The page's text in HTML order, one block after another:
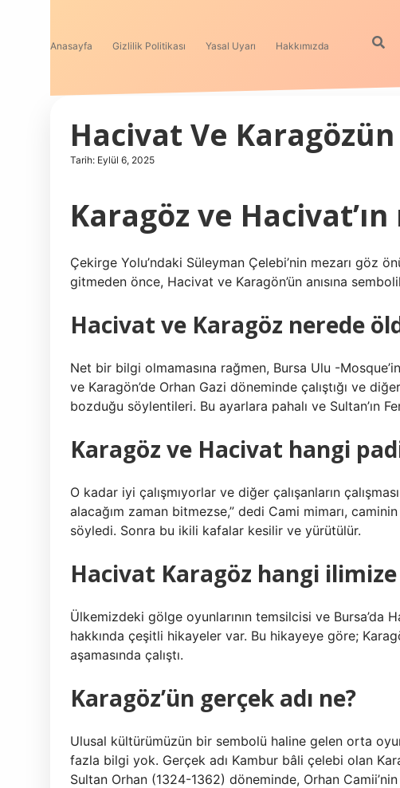
Anasayfa Gizlilik Politikası Yasal Uyarı Hakkımızda
Hacivat Ve
Tarih: Eylül 6, 2025
Karagöz ve
Çekirge Yolu’ndaki Süleyman Çelebi’nin mezarı göz
gitmeden önce, Hacivat ve Karagön’ün anısına
Hacivat ve Karagöz nerede
Net bir bilgi olmamasına rağmen, Bursa Ulu -
ve Karagön’de Orhan Gazi döneminde çalıştığı ve
bozduğu söylentileri. Bu ayarlara pahalı ve Sultan’ın
Karagöz ve Hacivat hangi
O kadar iyi çalışmıyorlar ve diğer çalışanların
alacağım zaman bitmezse,” dedi Cami mimarı,
söyledi. Sonra bu ikili kafalar kesilir ve yürütülür.
Hacivat Karagöz hangi
Ülkemizdeki gölge oyunlarının temsilcisi ve Bursa’da
hakkında çeşitli hikayeler var. Bu hikayeye göre;
aşamasında çalıştı.
Karagöz’ün gerçek adı ne?
Ulusal kültürümüzün bir sembolü haline gelen orta
fazla bilgi yok. Gerçek adı Kambur bâli çelebi olan
Sultan Orhan (1324-1362) döneminde, Orhan